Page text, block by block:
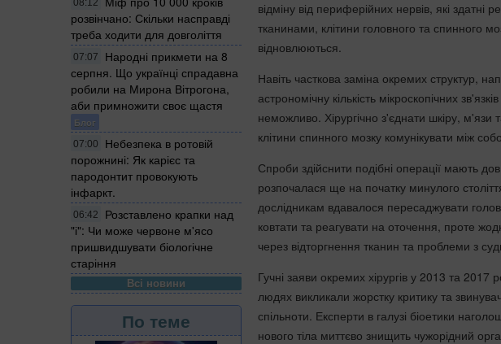
08:12
розвінчано: Скільки насправді
треба ходити для довголіття
07:07
Народні прикмети на 8
серпня. Що українці спрадавна
робили на Мирона Вітрогона,
аби примножити своє щастя
Блог
07:00
Небезпека в ротовій
порожнині: Як карієс та
пародонтит провокують
інфаркт.
06:42
Розставлено крапки над
"і": Чи може червоне м'ясо
пришвидшувати біологічне
старіння
Всі новини
По теме
відміну від периферійних нервів, які здатні
тканинами, клітини головного та спинного
відновлюються.
Навіть часткова заміна окремих структур,
астрономічну кількість мікроскопічних
неможливо. Хірургічно з'єднати шкіру,
клітини спинного мозку комунікувати між
Спроби здійснити подібні операції мають
розпочалася ще на початку минулого
дослідникам вдавалося пересаджувати
ковтати та реагувати на оточення, проте
через відторгнення тканин та проблеми з
Гучні заяви окремих хірургів у 2013 та 2017
людях викликали жорстку критику та
спільноти. Експерти в галузі біоетики
нового тіла миттєво знищить чужорідний